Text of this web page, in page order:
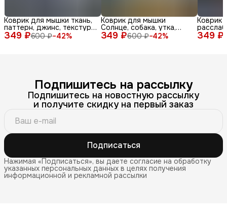
349 ₽600 ₽−42%
Коврик для мышки ткань,
паттерн, джинс, текстура,
синий, бел 349 ₽600 ₽−42%
Коврик для мышки
Солнце, собака, утка,
очки, море, доска, ле 349 ₽
Коврик
Подпишитесь на рассылку
Подпишитесь на новостную рассылку
и получите скидку на первый заказ
Подписаться
Нажимая «Подписаться», вы даете согласие на обработку
указанных персональных данных в целях получения
информационной и рекламной рассылки